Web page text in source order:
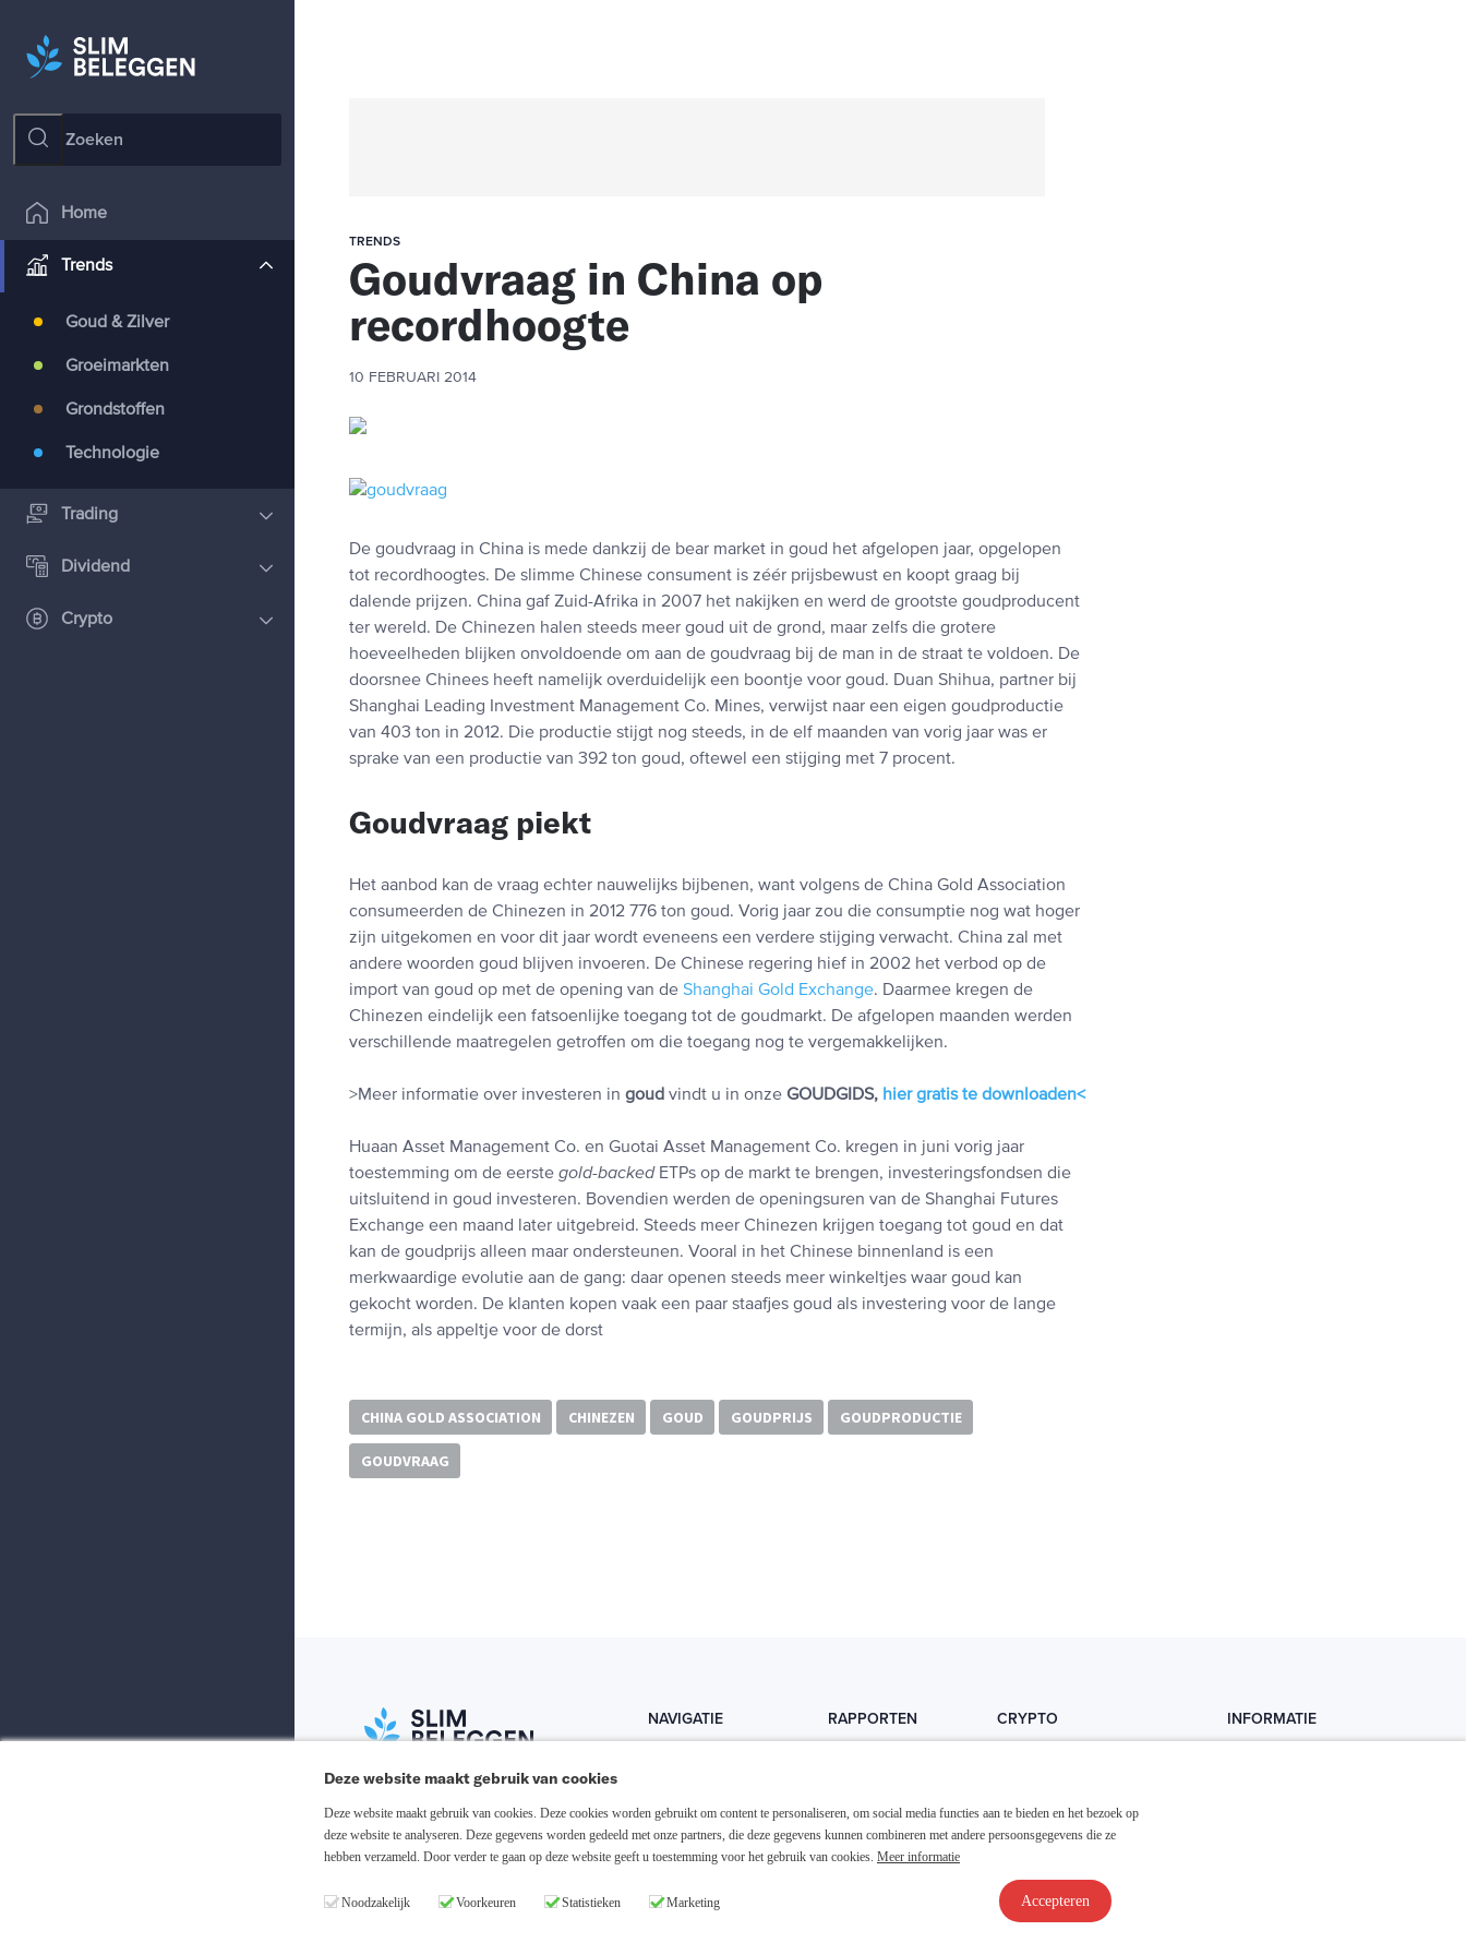
Home
Trends
Goud & Zilver
Groeimarkten
Grondstoffen
Technologie
Trading
Dividend
Crypto
TRENDS
Goudvraag in China op
recordhoogte
10 FEBRUARI 2014
De goudvraag in China is mede dankzij de bear market in goud het afgelopen jaar, opgelopen
tot recordhoogtes. De slimme Chinese consument is zéér prijsbewust en koopt graag bij
dalende prijzen. China gaf Zuid-Afrika in 2007 het nakijken en werd de grootste goudproducent
ter wereld. De Chinezen halen steeds meer goud uit de grond, maar zelfs die grotere
hoeveelheden blijken onvoldoende om aan de goudvraag bij de man in de straat te voldoen. De
doorsnee Chinees heeft namelijk overduidelijk een boontje voor goud. Duan Shihua, partner bij
Shanghai Leading Investment Management Co. Mines, verwijst naar een eigen goudproductie
van 403 ton in 2012. Die productie stijgt nog steeds, in de elf maanden van vorig jaar was er
sprake van een productie van 392 ton goud, oftewel een stijging met 7 procent.
Goudvraag piekt
Het aanbod kan de vraag echter nauwelijks bijbenen, want volgens de China Gold Association
consumeerden de Chinezen in 2012 776 ton goud. Vorig jaar zou die consumptie nog wat hoger
zijn uitgekomen en voor dit jaar wordt eveneens een verdere stijging verwacht. China zal met
andere woorden goud blijven invoeren. De Chinese regering hief in 2002 het verbod op de
import van goud op met de opening van de Shanghai Gold Exchange. Daarmee kregen de
Chinezen eindelijk een fatsoenlijke toegang tot de goudmarkt. De afgelopen maanden werden
verschillende maatregelen getroffen om die toegang nog te vergemakkelijken.
>Meer informatie over investeren in goud vindt u in onze GOUDGIDS, hier gratis te downloaden<
Huaan Asset Management Co. en Guotai Asset Management Co. kregen in juni vorig jaar
toestemming om de eerste gold-backedETPs op de markt te brengen, investeringsfondsen die
uitsluitend in goud investeren. Bovendien werden de openingsuren van de Shanghai Futures
Exchange een maand later uitgebreid. Steeds meer Chinezen krijgen toegang tot goud en dat
kan de goudprijs alleen maar ondersteunen. Vooral in het Chinese binnenland is een
merkwaardige evolutie aan de gang: daar openen steeds meer winkeltjes waar goud kan
gekocht worden. De klanten kopen vaak een paar staafjes goud als investering voor de lange
termijn, als appeltje voor de dorst
CHINA GOLD ASSOCIATION CHINEZEN GOUD GOUDPRIJS GOUDPRODUCTIE
GOUDVRAAG
NAVIGATIE
Media links
RAPPORTEN
Dividend
CRYPTO
Crypto koopgids
INFORMATIE
Deze website maakt gebruik van cookies
Deze website maakt gebruik van cookies. Deze cookies worden gebruikt om content te personaliseren, om social media functies aan te bieden en het bezoek op
deze website te analyseren. Deze gegevens worden gedeeld met onze partners, die deze gegevens kunnen combineren met andere persoonsgegevens die ze
hebben verzameld. Door verder te gaan op deze website geeft u toestemming voor het gebruik van cookies. Meer informatie
Noodzakelijk Voorkeuren Statistieken Marketing Accepteren